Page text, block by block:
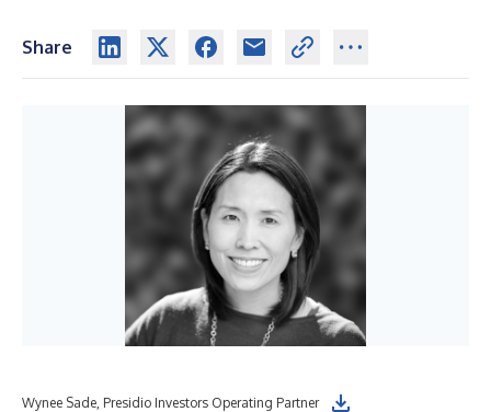
Share
Wynee Sade, Presidio Investors Operating Partner